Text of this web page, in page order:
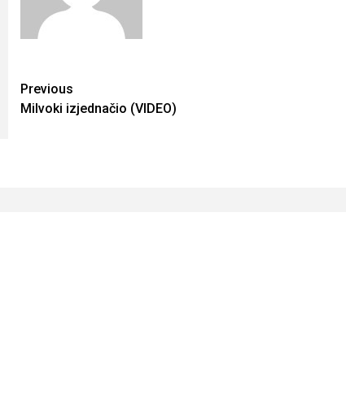
Continue
Reading
Previous
Milvoki izjednačio (VIDEO)